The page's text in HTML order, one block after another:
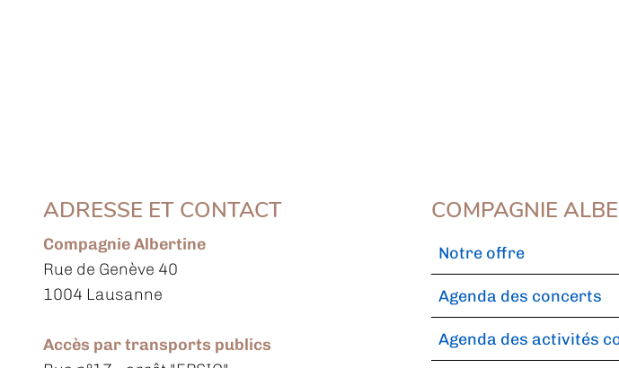
ADRESSE ET CONTACT COMPAGNIE
Compagnie Albertine
Rue de Genève 40
1004 Lausanne
Accès par transports publics
Notre offre
Agenda des concerts
Agenda des activités